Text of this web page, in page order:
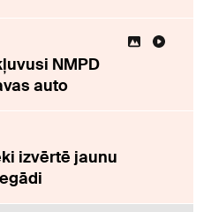
NMPD
auto
izvērtē jaunu